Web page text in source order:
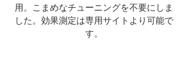
用。こまめなチューニングを不要にしま
した。効果測定は専用サイトより可能で
す。